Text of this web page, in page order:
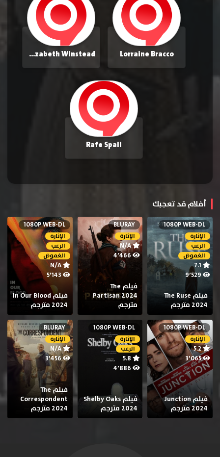
Lorraine Bracco
Mary Elizabeth Winstead
Rafe Spall
أفلام قد تعجبك
1080P WEB-DL
الإثارة
الرعب
الغموض
فيلم The Ruse
2024 مترجم
BLURAY
الإثارة
N/A
4٬466
فيلم The
Partisan 2024
مترجم
1080P WEB-DL
الإثارة
الرعب
الغموض
N/A
فيلم In Our Blood
2024 مترجم
1080P WEB-DL
الإثارة
5.2
3٬065
فيلم Junction
2024 مترجم
1080P WEB-DL
الإثارة
الرعب
5.8
4٬886
فيلم Shelby Oaks
2024 مترجم
BLURAY
الإثارة
N/A
3٬456
فيلم The
Correspondent
2024 مترجم